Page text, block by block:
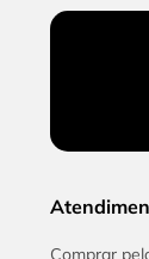
Comprar